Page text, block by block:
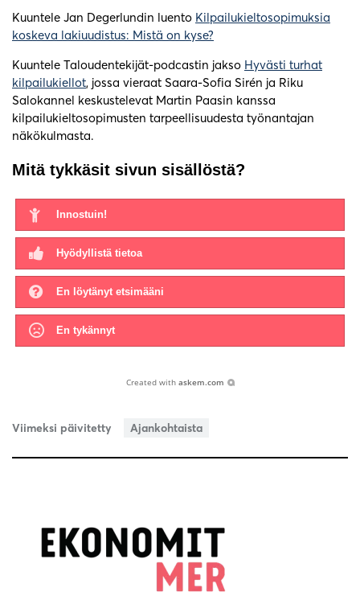
Kuuntele Jan Degerlundin luento Kilpailukieltosopimuksia
koskeva lakiuudistus: Mistä on kyse?
Kuuntele Taloudentekijät-podcastin jakso Hyvästi turhat
kilpailukiellot, jossa vieraat Saara-Sofia Sirén ja Riku
Salokannel keskustelevat Martin Paasin kanssa
kilpailukieltosopimusten tarpeellisuudesta työnantajan
näkökulmasta.
Mitä tykkäsit sivun sisällöstä?
Innostuin!
Hyödyllistä tietoa
En löytänyt etsimääni
En tykännyt
Created with askem.com
Viimeksi päivitetty Ajankohtaista